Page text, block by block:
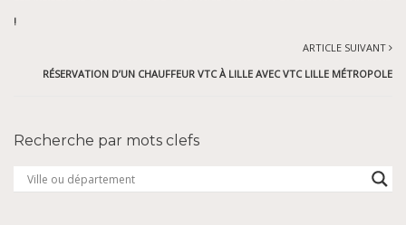
!
ARTICLE SUIVANT
RÉSERVATION D’UN CHAUFFEUR VTC À LILLE AVEC VTC LILLE MÉTROPOLE
Recherche par mots clefs